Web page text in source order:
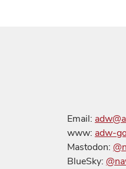
Email:
www: adw-
Mastodon:
BlueSky: